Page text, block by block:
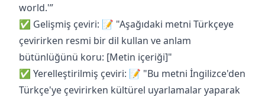
world.'”
✅ Gelişmiş çeviri: 📝 "Aşağıdaki metni Türkçeye
çevirirken resmi bir dil kullan ve anlam
bütünlüğünü koru: [Metin içeriği]"
✅ Yerelleştirilmiş çeviri: 📝 "Bu metni İngilizce'den
Türkçe'ye çevirirken kültürel uyarlamalar yaparak